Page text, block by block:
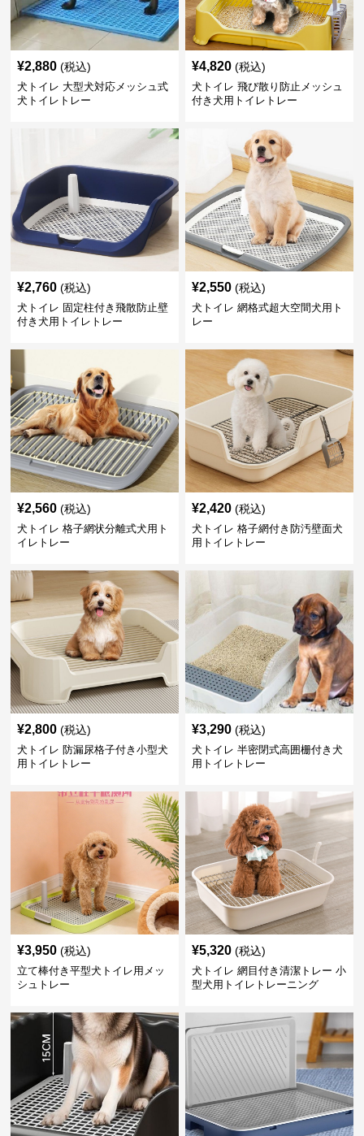
¥2,880 (税込)
犬トイレ 大型犬対応メッシュ式
犬トイレトレー
¥4,820 (税込)
犬トイレ 飛び散り防止メッシュ
付き犬用トイレトレー
¥2,760 (税込)
犬トイレ 固定柱付き飛散防止壁
付き犬用トイレトレー
¥2,550 (税込)
犬トイレ 網格式超大空間犬用ト
レー
¥2,560 (税込)
犬トイレ 格子網状分離式犬用ト
イレトレー
¥2,420 (税込)
犬トイレ 格子網付き防汚壁面犬
用トイレトレー
¥2,800 (税込)
犬トイレ 防漏尿格子付き小型犬
用トイレトレー
¥3,290 (税込)
犬トイレ 半密閉式高囲栅付き犬
用トイレトレー
¥3,950 (税込)
立て棒付き平型犬トイレ用メッ
シュトレー
¥5,320 (税込)
犬トイレ 網目付き清潔トレー 小
型犬用トイレトレーニング